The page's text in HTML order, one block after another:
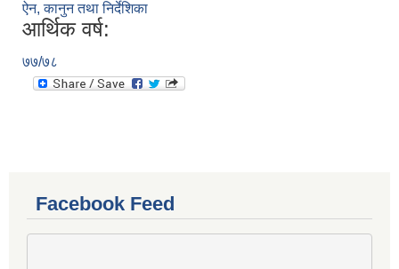
ऐन, कानुन तथा निर्देशिका
आर्थिक वर्ष:
७७/७८
Facebook Feed